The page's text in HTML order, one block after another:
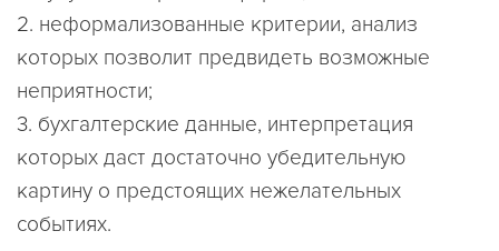
2. неформализованные критерии, анализ
которых позволит предвидеть возможные
неприятности;
3. бухгалтерские данные, интерпретация
которых даст достаточно убедительную
картину о предстоящих нежелательных
событиях.